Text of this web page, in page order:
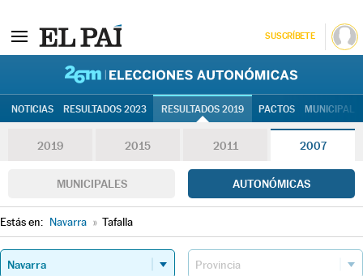
SUSCRÍBETE
NOTICIAS RESULTADOS 2023 RESULTADOS 2019 PACTOS
2019 2015 2011 2007
MUNICIPALES AUTONÓMICAS
Estás en: Navarra » Tafalla